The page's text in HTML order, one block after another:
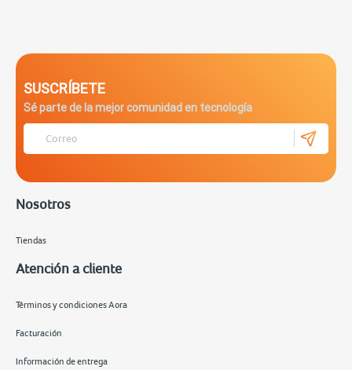
SUSCRÍBETE
Sé parte de la mejor comunidad en tecnología
Nosotros
Tiendas
Atención a cliente
Términos y condiciones Aora
Facturación
Información de entrega